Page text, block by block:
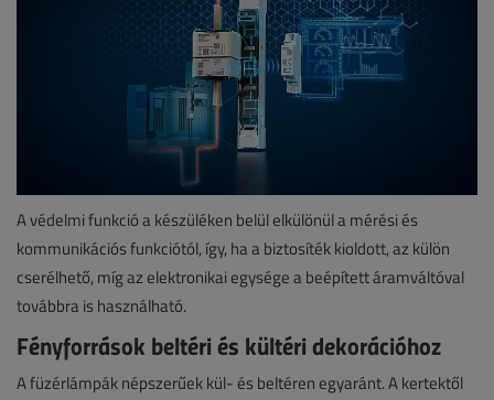
A védelmi funkció a készüléken belül elkülönül a mérési és
kommunikációs funkciótól, így, ha a biztosíték kioldott, az külön
cserélhető, míg az elektronikai egysége a beépített áramváltóval
továbbra is használható.
Fényforrások beltéri és kültéri dekorációhoz
A füzérlámpák népszerűek kül- és beltéren egyaránt. A kertektől